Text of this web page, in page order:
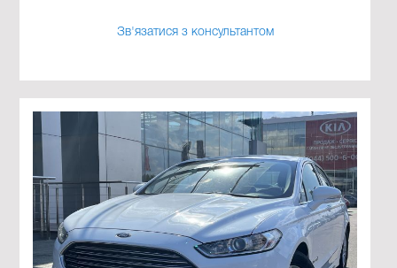
Зв'язатися з консультантом